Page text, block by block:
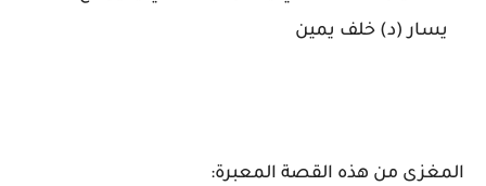
يسار (د) خلف يمين
المغزى من هذه القصة المعبرة: